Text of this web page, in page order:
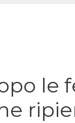
le